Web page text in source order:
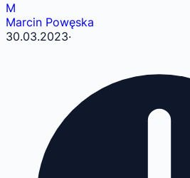
M
Marcin Powęska
30.03.2023·